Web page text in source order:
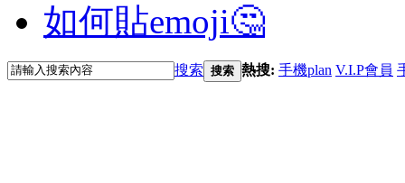
如何貼emoji🤔
搜索 搜索 熱搜: 手機plan V.I.P會員